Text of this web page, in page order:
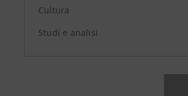
Cultura
Studi e analisi